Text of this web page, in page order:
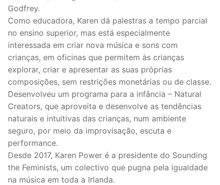
Godfrey.
Como educadora, Karen dá palestras a tempo parcial
no ensino superior, mas está especialmente
interessada em criar nova música e sons com
crianças, em oficinas que permitem às crianças
explorar, criar e apresentar as suas próprias
composições, sem restrições monetárias ou de classe.
Desenvolveu um programa para a infância – Natural
Creators, que aproveita e desenvolve as tendências
naturais e intuitivas das crianças, num ambiente
seguro, por meio da improvisação, escuta e
performance.
Desde 2017, Karen Power é a presidente do Sounding
the Feminists, um colectivo que pugna pela igualdade
na música em toda a Irlanda.